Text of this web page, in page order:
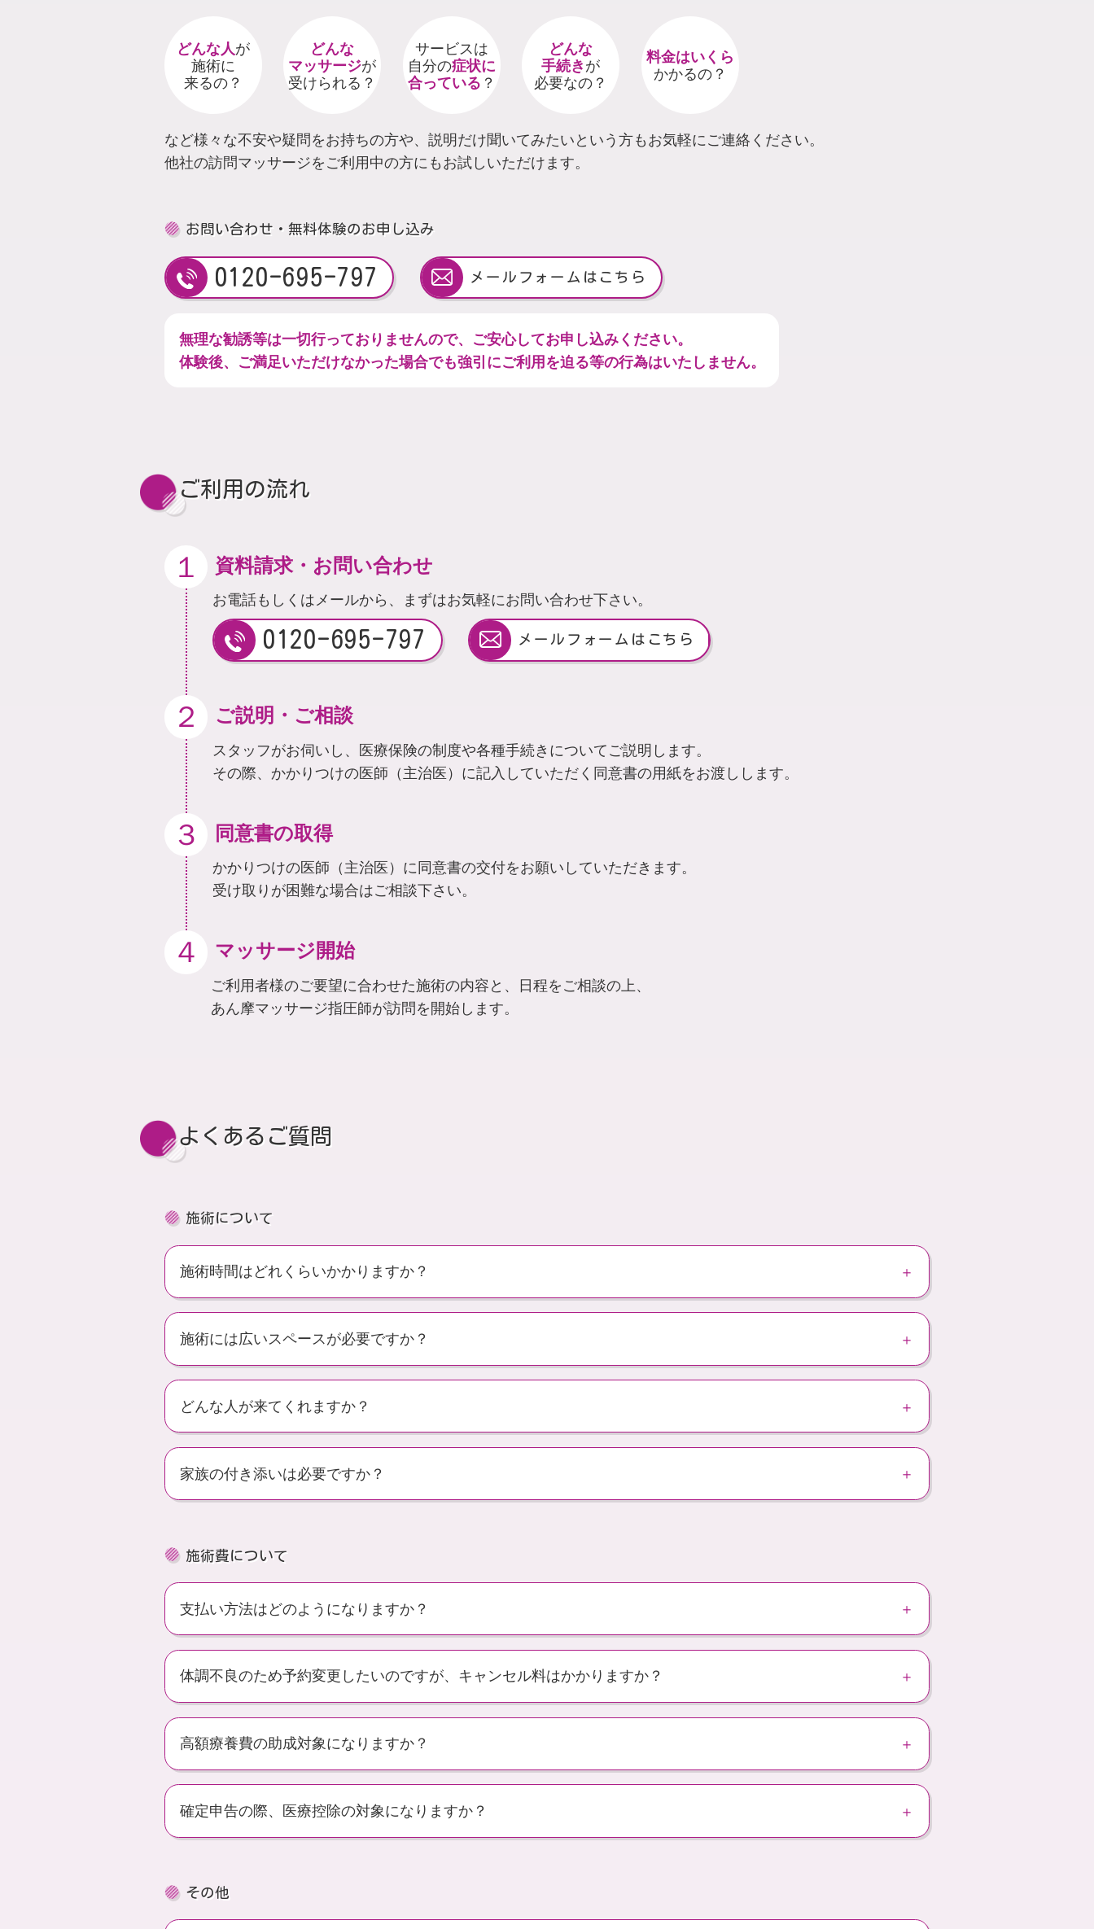
どんな人が
施術に
来るの？
どんな
マッサージが
受けられる？
サービスは
自分の症状に
合っている ？
どんな
手続きが
必要なの？
料金はいくら
かかるの？
など様々な不安や疑問をお持ちの方や、説明だけ聞いてみたいという方もお気軽にご連絡ください。
他社の訪問マッサージをご利用中の方にもお試しいただけます。
お問い合わせ・無料体験のお申し込み
0120-695-797 メールフォームはこちら
無理な勧誘等は一切行っておりませんので、ご安心してお申し込みください。
体験後、ご満足いただけなかった場合でも強引にご利用を迫る等の行為はいたしません。
ご利用の流れ
１ 資料請求・お問い合わせ
お電話もしくはメールから、まずはお気軽にお問い合わせ下さい。
0120-695-797 メールフォームはこちら
２ ご説明・ご相談
スタッフがお伺いし、医療保険の制度や各種手続きについてご説明します。
その際、かかりつけの医師（主治医）に記入していただく同意書の用紙をお渡しします。
３ 同意書の取得
かかりつけの医師（主治医）に同意書の交付をお願いしていただきます。
受け取りが困難な場合はご相談下さい。
４ マッサージ開始
ご利用者様のご要望に合わせた施術の内容と、日程をご相談の上、
あん摩マッサージ指圧師が訪問を開始します。
よくあるご質問
施術について
施術時間はどれくらいかかりますか？
施術には広いスペースが必要ですか？
どんな人が来てくれますか？
家族の付き添いは必要ですか？
施術費について
支払い方法はどのようになりますか？
体調不良のため予約変更したいのですが、キャンセル料はかかりますか？
高額療養費の助成対象になりますか？
確定申告の際、医療控除の対象になりますか？
その他